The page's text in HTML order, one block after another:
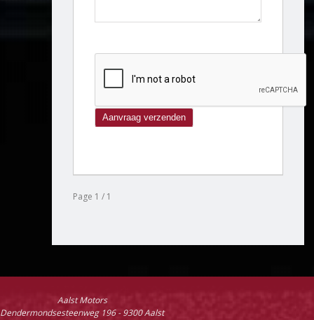
Page 1 / 1
Aalst Motors
Dendermondsesteenweg 196 - 9300 Aalst